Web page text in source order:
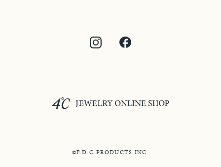
©F.D.C.PRODUCTS INC.